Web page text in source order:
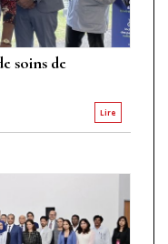
soins de
Lire